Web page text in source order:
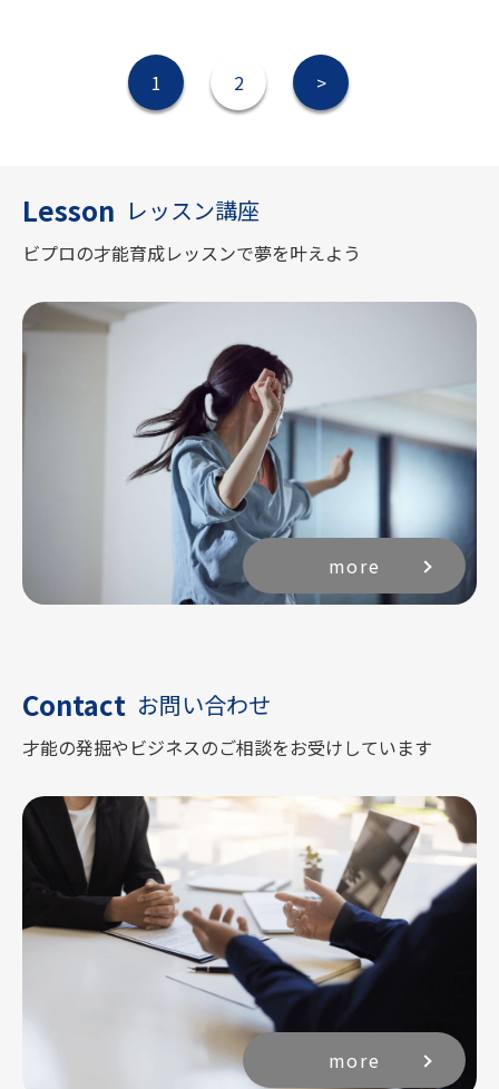
ジ
送
1 2 >
Lesson レッスン講座
ビプロの才能育成レッスンで夢を叶えよう
more
Contact お問い合わせ
才能の発掘やビジネスのご相談をお受けしています
more